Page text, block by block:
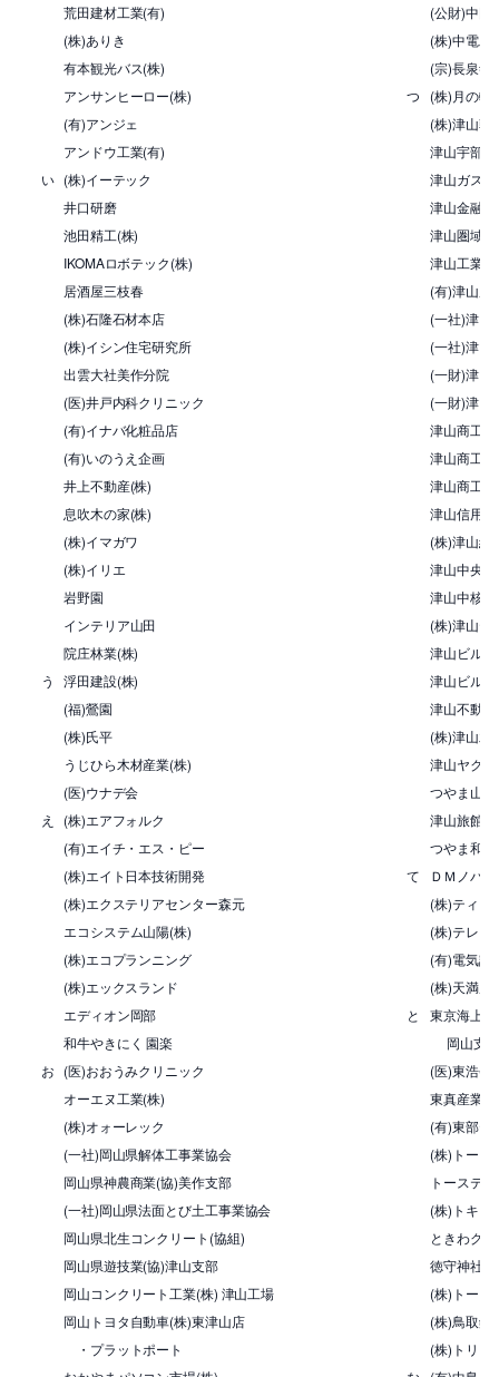
荒田建材工業(有)
(公財)中国
(株)ありき
(株)中電工
有本観光バス(株)
(宗)長泉寺
アンサンヒーロー(株)
つ
(株)月の輪
(有)アンジェ
(株)津山朝
アンドウ工業(有)
津山宇部
い (株)イーテック
津山ガス(
井口研磨
津山金融
池田精工(株)
津山圏域
IKOMAロボテック(株)
津山工業
居酒屋三枝春
(有)津山産
(株)石隆石材本店
(一社)津山
(株)イシン住宅研究所
(一社)津山
出雲大社美作分院
(一財)津山
(医)井戸内科クリニック
(一財)津山
(有)イナバ化粧品店
津山商工
(有)いのうえ企画
津山商工
井上不動産(株)
津山商工
息吹木の家(株)
津山信用
(株)イマガワ
(株)津山綜
(株)イリエ
津山中央
岩野園
津山中核
インテリア山田
(株)津山テ
院庄林業(株)
津山ビル
う
浮田建設(株)
津山ビル
(福)鶯園
津山不動
(株)氏平
(株)津山木
うじひら木材産業(株)
津山ヤク
(医)ウナデ会
つやま山
え
(株)エアフォルク
津山旅館
(有)エイチ・エス・ピー
つやま和
(株)エイト日本技術開発
て
ＤＭノバ
(株)エクステリアセンター森元
(株)ティー
エコシステム山陽(株)
(株)テレビ
(株)エコプランニング
(有)電気設
(株)エックスランド
(株)天満屋
エディオン岡部
と
東京海上
和牛やきにく 園楽
岡山支
お (医)おおうみクリニック
(医)東浩会
オーエヌ工業(株)
東真産業(
(株)オォーレック
(有)東部テ
(一社)岡山県解体工事業協会
(株)トーカ
岡山県神農商業(協)美作支部
トーステ(
(一社)岡山県法面とび土工事業協会
(株)トキア
岡山県北生コンクリート(協組)
ときわグ
岡山県遊技業(協)津山支部
徳守神社
岡山コンクリート工業(株) 津山工場
(株)トータ
岡山トヨタ自動車(株)東津山店
(株)鳥取銀
・プラットポート
(株)トリゴ